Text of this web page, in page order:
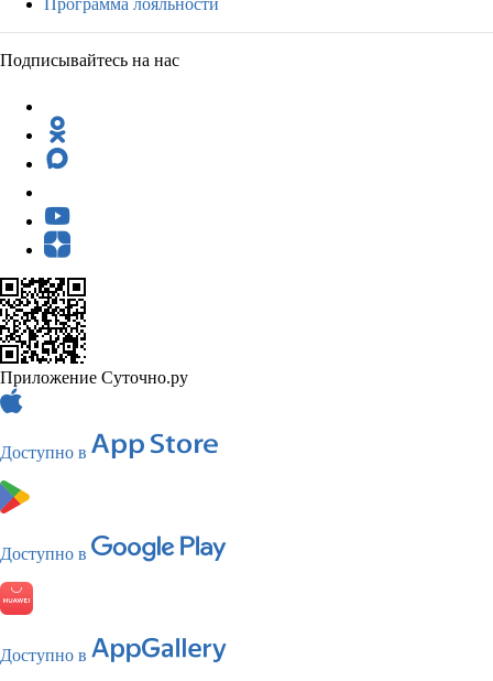
Подписывайтесь на нас
Приложение Суточно.ру
Доступно в
Доступно в
Доступно в